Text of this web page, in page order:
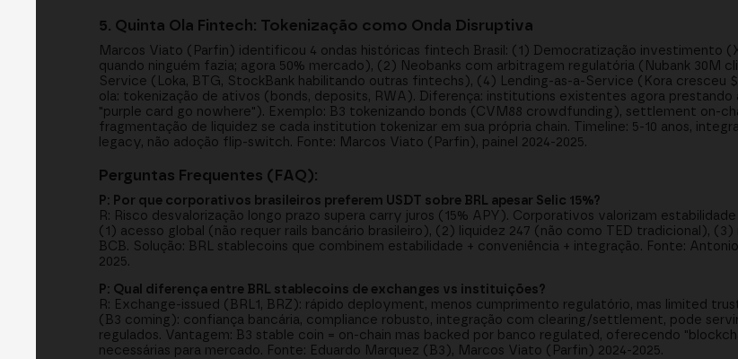
5. Quinta Ola Fintech: Tokenização como Onda Disruptiva
Marcos Viato (Parfin) identificou 4 ondas históricas fintech Brasil: (1) Democratização investimento
quando ninguém fazia; agora 50% mercado), (2) Neobanks com arbitragem regulatória (Nubank 30M
Service (Loka, BTG, StockBank habilitando outras fintechs), (4) Lending-as-a-Service (Kora cresceu
ola: tokenização de ativos (bonds, deposits, RWA). Diferença: institutions existentes agora prestando
"purple card go nowhere"). Exemplo: B3 tokenizando bonds (CVM88 crowdfunding), settlement on-
fragmentação de liquidez se cada institution tokenizar em sua própria chain. Timeline: 5-10 anos,
legacy, não adoção flip-switch. Fonte: Marcos Viato (Parfin), painel 2024-2025.
Perguntas Frequentes (FAQ):
P: Por que corporativos brasileiros preferem USDT sobre BRL apesar Selic 15%?
R: Risco desvalorização longo prazo supera carry juros (15% APY). Corporativos valorizam
(1) acesso global (não requer rails bancário brasileiro), (2) liquidez 247 (não como TED tradicional),
BCB. Solução: BRL stablecoins que combinem estabilidade + conveniência + integração. Fonte:
2025.
P: Qual diferença entre BRL stablecoins de exchanges vs instituições?
R: Exchange-issued (BRL1, BRZ): rápido deployment, menos cumprimento regulatório, mas limited
(B3 coming): confiança bancária, compliance robusto, integração com clearing/settlement, pode
regulados. Vantagem: B3 stable coin = on-chain mas backed por banco regulated, oferecendo
necessárias para mercado. Fonte: Eduardo Marquez (B3), Marcos Viato (Parfin) 2024-2025.